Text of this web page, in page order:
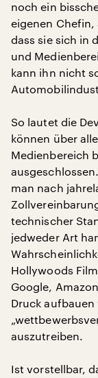
noch ein
eigenen Chefin,
dass sie sich in
und
kann ihn nicht
So lautet die
können über
Medienbereich
man nach
technischer
jedweder Art
Hollywoods
Google,
Druck
auszutreiben.
Ist vorstellbar,